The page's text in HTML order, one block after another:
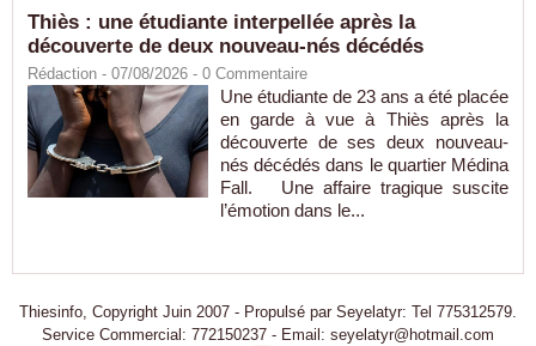
Thiès : une étudiante interpellée après la
découverte de deux nouveau-nés décédés
Rédaction - 07/08/2026 - 0 Commentaire
Une étudiante de 23 ans a été placée
en garde à vue à Thiès après la
découverte de ses deux nouveau-
nés décédés dans le quartier Médina
Fall. Une affaire tragique suscite
l’émotion dans le...
Thiesinfo, Copyright Juin 2007 - Propulsé par Seyelatyr: Tel 775312579.
Service Commercial: 772150237 - Email: seyelatyr@hotmail.com